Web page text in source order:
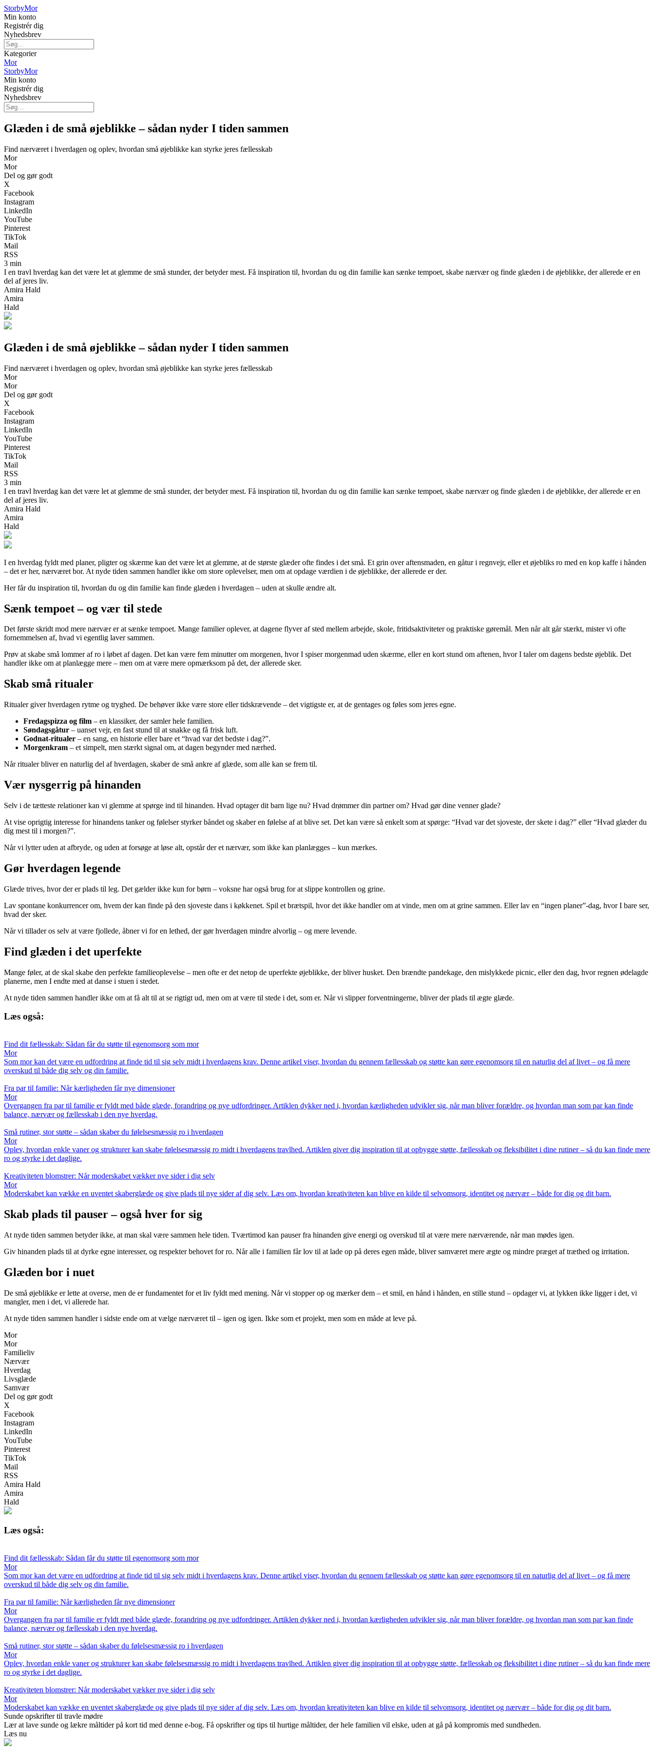
StorbyMor
Min konto
Registrér dig
Nyhedsbrev
Kategorier
Mor
StorbyMor
Min konto
Registrér dig
Nyhedsbrev
Glæden i de små øjeblikke – sådan nyder I tiden sammen
Find nærværet i hverdagen og oplev, hvordan små øjeblikke kan styrke jeres fællesskab
Mor
Mor
Del og gør godt
X
Facebook
Instagram
LinkedIn
YouTube
Pinterest
TikTok
Mail
RSS
3 min
I en travl hverdag kan det være let at glemme de små stunder, der betyder mest. Få inspiration til, hvordan du og din familie kan sænke tempoet, skabe nærvær og finde glæden i de øjeblikke, der allerede er en
del af jeres liv.
Amira Hald
Amira
Hald
Glæden i de små øjeblikke – sådan nyder I tiden sammen
Find nærværet i hverdagen og oplev, hvordan små øjeblikke kan styrke jeres fællesskab
Mor
Mor
Del og gør godt
X
Facebook
Instagram
LinkedIn
YouTube
Pinterest
TikTok
Mail
RSS
3 min
I en travl hverdag kan det være let at glemme de små stunder, der betyder mest. Få inspiration til, hvordan du og din familie kan sænke tempoet, skabe nærvær og finde glæden i de øjeblikke, der allerede er en
del af jeres liv.
Amira Hald
Amira
Hald
I en hverdag fyldt med planer, pligter og skærme kan det være let at glemme, at de største glæder ofte findes i det små. Et grin over aftensmaden, en gåtur i regnvejr, eller et øjebliks ro med en kop kaffe i hånden
– det er her, nærværet bor. At nyde tiden sammen handler ikke om store oplevelser, men om at opdage værdien i de øjeblikke, der allerede er der.
Her får du inspiration til, hvordan du og din familie kan finde glæden i hverdagen – uden at skulle ændre alt.
Sænk tempoet – og vær til stede
Det første skridt mod mere nærvær er at sænke tempoet. Mange familier oplever, at dagene flyver af sted mellem arbejde, skole, fritidsaktiviteter og praktiske gøremål. Men når alt går stærkt, mister vi ofte
fornemmelsen af, hvad vi egentlig laver sammen.
Prøv at skabe små lommer af ro i løbet af dagen. Det kan være fem minutter om morgenen, hvor I spiser morgenmad uden skærme, eller en kort stund om aftenen, hvor I taler om dagens bedste øjeblik. Det
handler ikke om at planlægge mere – men om at være mere opmærksom på det, der allerede sker.
Skab små ritualer
Ritualer giver hverdagen rytme og tryghed. De behøver ikke være store eller tidskrævende – det vigtigste er, at de gentages og føles som jeres egne.
Fredagspizza og film – en klassiker, der samler hele familien.
Søndagsgåtur – uanset vejr, en fast stund til at snakke og få frisk luft.
Godnat-ritualer – en sang, en historie eller bare et “hvad var det bedste i dag?”.
Morgenkram – et simpelt, men stærkt signal om, at dagen begynder med nærhed.
Når ritualer bliver en naturlig del af hverdagen, skaber de små ankre af glæde, som alle kan se frem til.
Vær nysgerrig på hinanden
Selv i de tætteste relationer kan vi glemme at spørge ind til hinanden. Hvad optager dit barn lige nu? Hvad drømmer din partner om? Hvad gør dine venner glade?
At vise oprigtig interesse for hinandens tanker og følelser styrker båndet og skaber en følelse af at blive set. Det kan være så enkelt som at spørge: “Hvad var det sjoveste, der skete i dag?” eller “Hvad glæder du
dig mest til i morgen?”.
Når vi lytter uden at afbryde, og uden at forsøge at løse alt, opstår der et nærvær, som ikke kan planlægges – kun mærkes.
Gør hverdagen legende
Glæde trives, hvor der er plads til leg. Det gælder ikke kun for børn – voksne har også brug for at slippe kontrollen og grine.
Lav spontane konkurrencer om, hvem der kan finde på den sjoveste dans i køkkenet. Spil et brætspil, hvor det ikke handler om at vinde, men om at grine sammen. Eller lav en “ingen planer”-dag, hvor I bare ser,
hvad der sker.
Når vi tillader os selv at være fjollede, åbner vi for en lethed, der gør hverdagen mindre alvorlig – og mere levende.
Find glæden i det uperfekte
Mange føler, at de skal skabe den perfekte familieoplevelse – men ofte er det netop de uperfekte øjeblikke, der bliver husket. Den brændte pandekage, den mislykkede picnic, eller den dag, hvor regnen ødelagde
planerne, men I endte med at danse i stuen i stedet.
At nyde tiden sammen handler ikke om at få alt til at se rigtigt ud, men om at være til stede i det, som er. Når vi slipper forventningerne, bliver der plads til ægte glæde.
Læs også:
Find dit fællesskab: Sådan får du støtte til egenomsorg som mor
Mor
Som mor kan det være en udfordring at finde tid til sig selv midt i hverdagens krav. Denne artikel viser, hvordan du gennem fællesskab og støtte kan gøre egenomsorg til en naturlig del af livet – og få mere
overskud til både dig selv og din familie.
Fra par til familie: Når kærligheden får nye dimensioner
Mor
Overgangen fra par til familie er fyldt med både glæde, forandring og nye udfordringer. Artiklen dykker ned i, hvordan kærligheden udvikler sig, når man bliver forældre, og hvordan man som par kan finde
balance, nærvær og fællesskab i den nye hverdag.
Små rutiner, stor støtte – sådan skaber du følelsesmæssig ro i hverdagen
Mor
Oplev, hvordan enkle vaner og strukturer kan skabe følelsesmæssig ro midt i hverdagens travlhed. Artiklen giver dig inspiration til at opbygge støtte, fællesskab og fleksibilitet i dine rutiner – så du kan finde mere
ro og styrke i det daglige.
Kreativiteten blomstrer: Når moderskabet vækker nye sider i dig selv
Mor
Moderskabet kan vække en uventet skaberglæde og give plads til nye sider af dig selv. Læs om, hvordan kreativiteten kan blive en kilde til selvomsorg, identitet og nærvær – både for dig og dit barn.
Skab plads til pauser – også hver for sig
At nyde tiden sammen betyder ikke, at man skal være sammen hele tiden. Tværtimod kan pauser fra hinanden give energi og overskud til at være mere nærværende, når man mødes igen.
Giv hinanden plads til at dyrke egne interesser, og respekter behovet for ro. Når alle i familien får lov til at lade op på deres egen måde, bliver samværet mere ægte og mindre præget af træthed og irritation.
Glæden bor i nuet
De små øjeblikke er lette at overse, men de er fundamentet for et liv fyldt med mening. Når vi stopper op og mærker dem – et smil, en hånd i hånden, en stille stund – opdager vi, at lykken ikke ligger i det, vi
mangler, men i det, vi allerede har.
At nyde tiden sammen handler i sidste ende om at vælge nærværet til – igen og igen. Ikke som et projekt, men som en måde at leve på.
Mor
Mor
Familieliv
Nærvær
Hverdag
Livsglæde
Samvær
Del og gør godt
X
Facebook
Instagram
LinkedIn
YouTube
Pinterest
TikTok
Mail
RSS
Amira Hald
Amira
Hald
Læs også:
Find dit fællesskab: Sådan får du støtte til egenomsorg som mor
Mor
Som mor kan det være en udfordring at finde tid til sig selv midt i hverdagens krav. Denne artikel viser, hvordan du gennem fællesskab og støtte kan gøre egenomsorg til en naturlig del af livet – og få mere
overskud til både dig selv og din familie.
Fra par til familie: Når kærligheden får nye dimensioner
Mor
Overgangen fra par til familie er fyldt med både glæde, forandring og nye udfordringer. Artiklen dykker ned i, hvordan kærligheden udvikler sig, når man bliver forældre, og hvordan man som par kan finde
balance, nærvær og fællesskab i den nye hverdag.
Små rutiner, stor støtte – sådan skaber du følelsesmæssig ro i hverdagen
Mor
Oplev, hvordan enkle vaner og strukturer kan skabe følelsesmæssig ro midt i hverdagens travlhed. Artiklen giver dig inspiration til at opbygge støtte, fællesskab og fleksibilitet i dine rutiner – så du kan finde mere
ro og styrke i det daglige.
Kreativiteten blomstrer: Når moderskabet vækker nye sider i dig selv
Mor
Moderskabet kan vække en uventet skaberglæde og give plads til nye sider af dig selv. Læs om, hvordan kreativiteten kan blive en kilde til selvomsorg, identitet og nærvær – både for dig og dit barn.
Sunde opskrifter til travle mødre
Lær at lave sunde og lækre måltider på kort tid med denne e-bog. Få opskrifter og tips til hurtige måltider, der hele familien vil elske, uden at gå på kompromis med sundheden.
Læs nu